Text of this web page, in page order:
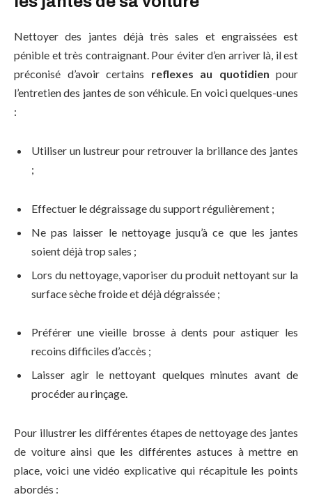
Nettoyer des jantes déjà très sales et engraissées est
pénible et très contraignant. Pour éviter d’en arriver là, il est
préconisé d’avoir certains reflexes au quotidien pour
l’entretien des jantes de son véhicule. En voici quelques-unes
:
Utiliser un lustreur pour retrouver la brillance des jantes
;
Effectuer le dégraissage du support régulièrement ;
Ne pas laisser le nettoyage jusqu’à ce que les jantes
soient déjà trop sales ;
Lors du nettoyage, vaporiser du produit nettoyant sur la
surface sèche froide et déjà dégraissée ;
Préférer une vieille brosse à dents pour astiquer les
recoins difficiles d’accès ;
Laisser agir le nettoyant quelques minutes avant de
procéder au rinçage.
Pour illustrer les différentes étapes de nettoyage des jantes
de voiture ainsi que les différentes astuces à mettre en
place, voici une vidéo explicative qui récapitule les points
abordés :